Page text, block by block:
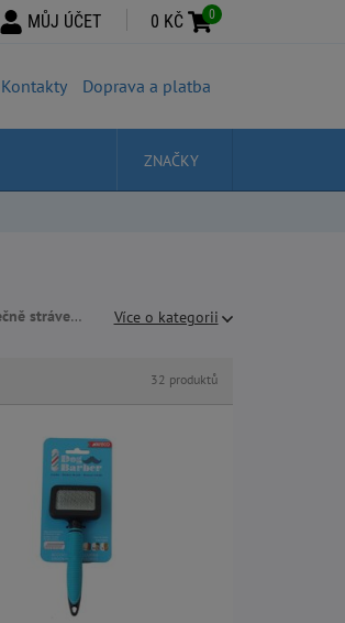
Kontakty Doprava a platba
ZNAČKY
pánem a jeho psem, Více o kategorii
0 KČ 0
MŮJ ÚČET